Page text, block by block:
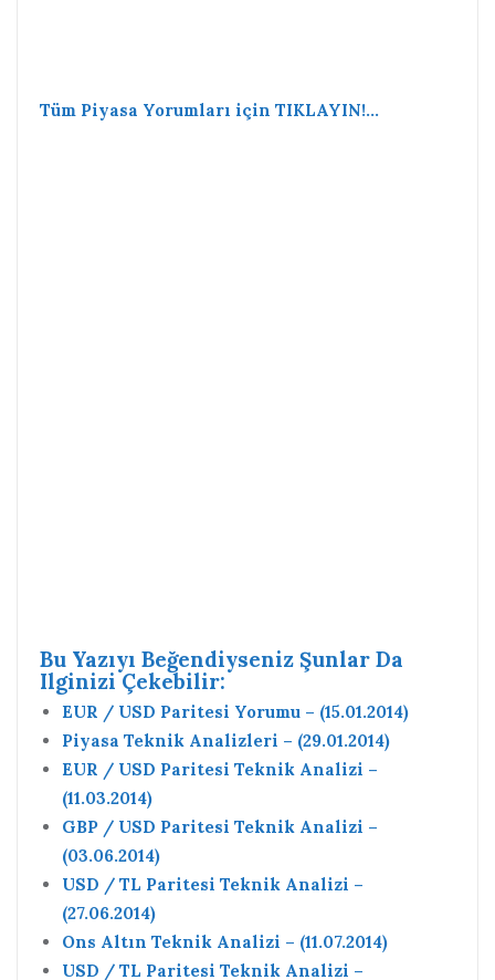
Tüm Piyasa Yorumları için TIKLAYIN!…
Bu Yazıyı Beğendiyseniz Şunlar Da
Ilginizi Çekebilir:
EUR / USD Paritesi Yorumu – (15.01.2014)
Piyasa Teknik Analizleri – (29.01.2014)
EUR / USD Paritesi Teknik Analizi –
(11.03.2014)
GBP / USD Paritesi Teknik Analizi –
(03.06.2014)
USD / TL Paritesi Teknik Analizi –
(27.06.2014)
Ons Altın Teknik Analizi – (11.07.2014)
USD / TL Paritesi Teknik Analizi –